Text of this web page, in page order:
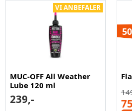
VI ANBEFALER
MUC-OFF All Weather
Lube 120 ml
239,-